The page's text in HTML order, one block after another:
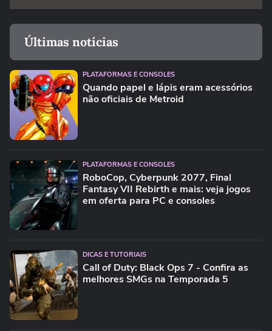
Últimas notícias
PLATAFORMAS E CONSOLES
Quando papel e lápis eram acessórios
não oficiais de Metroid
PLATAFORMAS E CONSOLES
RoboCop, Cyberpunk 2077, Final
Fantasy VII Rebirth e mais: veja jogos
em oferta para PC e consoles
DICAS E TUTORIAIS
Call of Duty: Black Ops 7 - Confira as
melhores SMGs na Temporada 5